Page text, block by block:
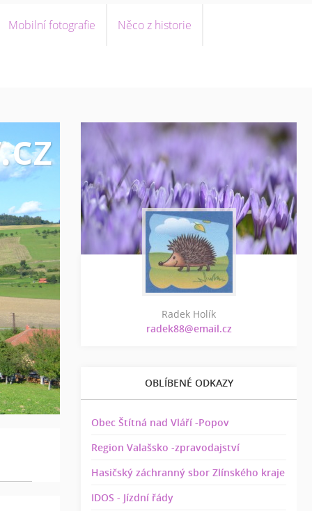
Mobilní fotografie Něco z historie
Radek Holík
radek88@email.cz
OBLÍBENÉ ODKAZY
Obec Štítná nad Vláří -Popov
Region Valašsko -zpravodajství
Hasičský záchranný sbor Zlínského kraje
IDOS - Jízdní řády